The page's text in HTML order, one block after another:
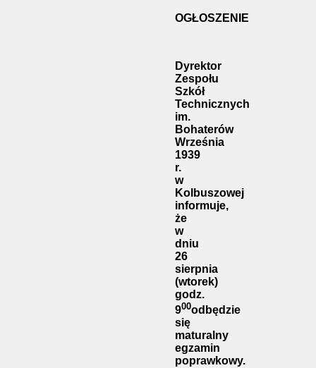
OGŁOSZENIE
Dyrektor
Zespołu
Szkół
Technicznych
im.
Bohaterów
Września
1939
r.
w
Kolbuszowej
informuje,
że
w
dniu
26
sierpnia
(wtorek)
godz.
900odbędzie
się
maturalny
egzamin
poprawkowy.